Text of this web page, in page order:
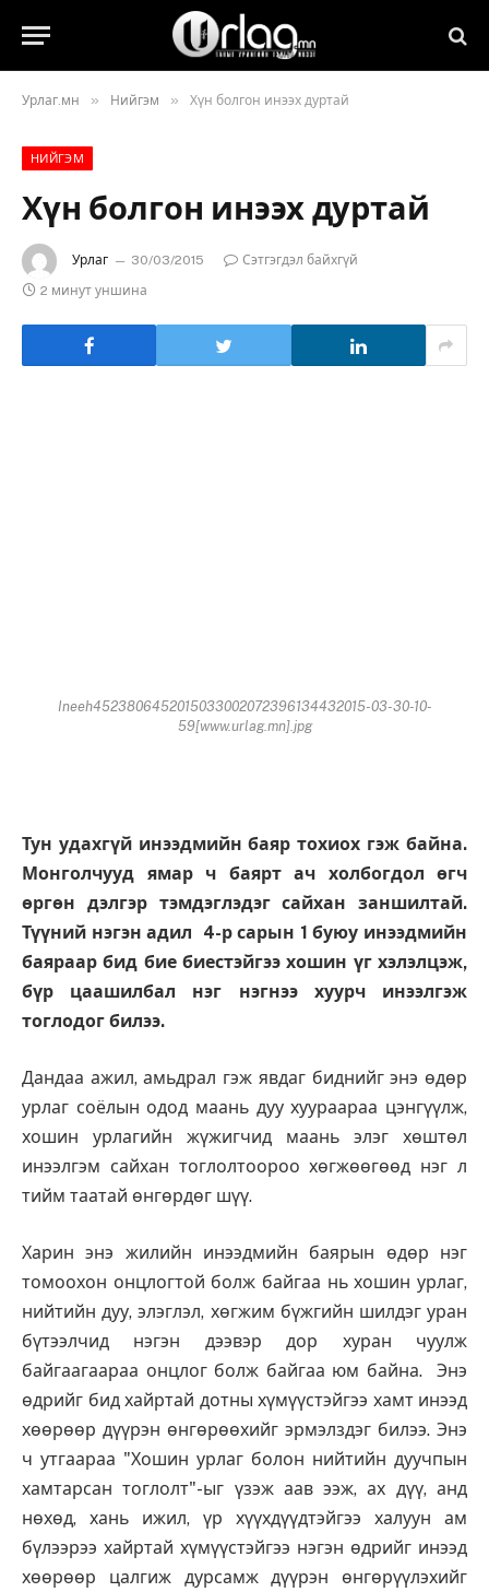
Урлаг.мн » Нийгэм » Хүн болгон инээх дуртай
НИЙГЭМ
Хүн болгон инээх дуртай
Урлаг 30/03/2015
Сэтгэгдэл байхгүй
2 минут уншина
Ineeh4523806452015033002072396134432015-03-30-10-
59[www.urlag.mn].jpg
Тун удахгүй инээдмийн баяр тохиох гэж байна.
Монголчууд ямар ч баярт ач холбогдол өгч
өргөн дэлгэр тэмдэглэдэг сайхан заншилтай.
Түүний нэгэн адил 4-р сарын 1 буюу инээдмийн
баяраар бид бие биестэйгээ хошин үг хэлэлцэж,
бүр цаашилбал нэг нэгнээ хуурч инээлгэж
тоглодог билээ.
Дандаа ажил, амьдрал гэж явдаг биднийг энэ өдөр
урлаг соёлын одод маань дуу хуураараа цэнгүүлж,
хошин урлагийн жүжигчид маань элэг хөштөл
инээлгэм сайхан тоглолтоороо хөгжөөгөөд нэг л
тийм таатай өнгөрдөг шүү.
Харин энэ жилийн инээдмийн баярын өдөр нэг
томоохон онцлогтой болж байгаа ньхошин урлаг,
нийтийн дуу, элэглэл, хөгжим бүжгийн шилдэг уран
бүтээлчид нэгэн дээвэр дор хуран чуулж
байгаагаараа онцлог болж байгаа юм байна. Энэ
өдрийг бид хайртай дотны хүмүүстэйгээ хамт инээд
хөөрөөр дүүрэн өнгөрөөхийг эрмэлздэг билээ. Энэ
ч утгаараа "Хошин урлаг болон нийтийн дуучпын
хамтарсан тоглолт"-ыг үзэж аав ээж, ах дүү, анд
нөхөд, хань ижил, үр хүүхдүүдтэйгээ халуун ам
бүлээрээ хайртай хүмүүстэйгээ нэгэн өдрийг инээд
хөөрөөр цалгиж дурсамж дүүрэн өнгөрүүлэхийг